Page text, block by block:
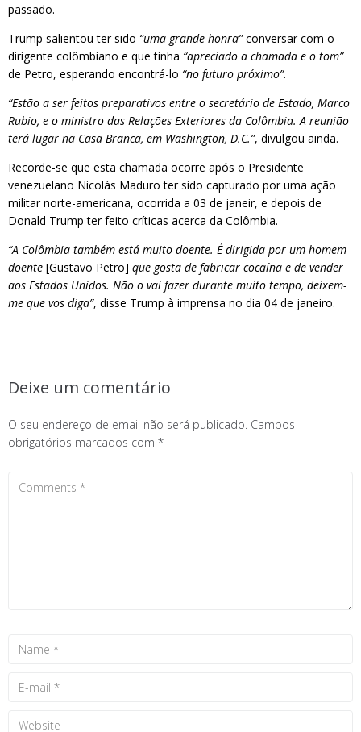
passado.
Trump salientou ter sido “uma grande honra”conversar com o
dirigente colômbiano e que tinha “apreciado a chamada e o tom”
de Petro, esperando encontrá-lo “no futuro próximo”.
“Estão a ser feitos preparativos entre o secretário de Estado, Marco
Rubio, e o ministro das Relações Exteriores da Colômbia. A reunião
terá lugar na Casa Branca, em Washington, D.C.”, divulgou ainda.
Recorde-se que esta chamada ocorre após o Presidente
venezuelano Nicolás Maduro ter sido capturado por uma ação
militar norte-americana, ocorrida a 03 de janeir, e depois de
Donald Trump ter feito críticas acerca da Colômbia.
“A Colômbia também está muito doente. É dirigida por um homem
doente [Gustavo Petro] que gosta de fabricar cocaína e de vender
aos Estados Unidos. Não o vai fazer durante muito tempo, deixem-
me que vos diga”, disse Trump à imprensa no dia 04 de janeiro.
Deixe um comentário
O seu endereço de email não será publicado. Campos
obrigatórios marcados com *